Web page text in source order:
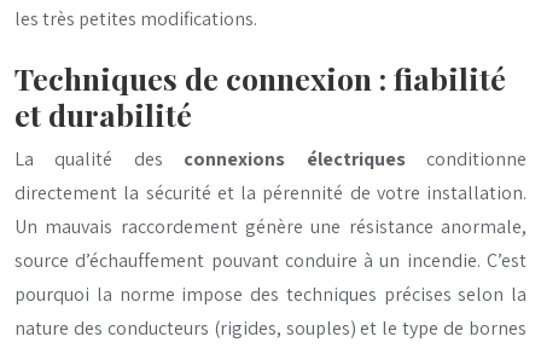
les très petites modifications.
Techniques de connexion : fiabilité
et durabilité
La qualité des connexions électriquesconditionne
directement la sécurité et la pérennité de votre installation.
Un mauvais raccordement génère une résistance anormale,
source d’échauffement pouvant conduire à un incendie. C’est
pourquoi la norme impose des techniques précises selon la
nature des conducteurs (rigides, souples) et le type de bornes